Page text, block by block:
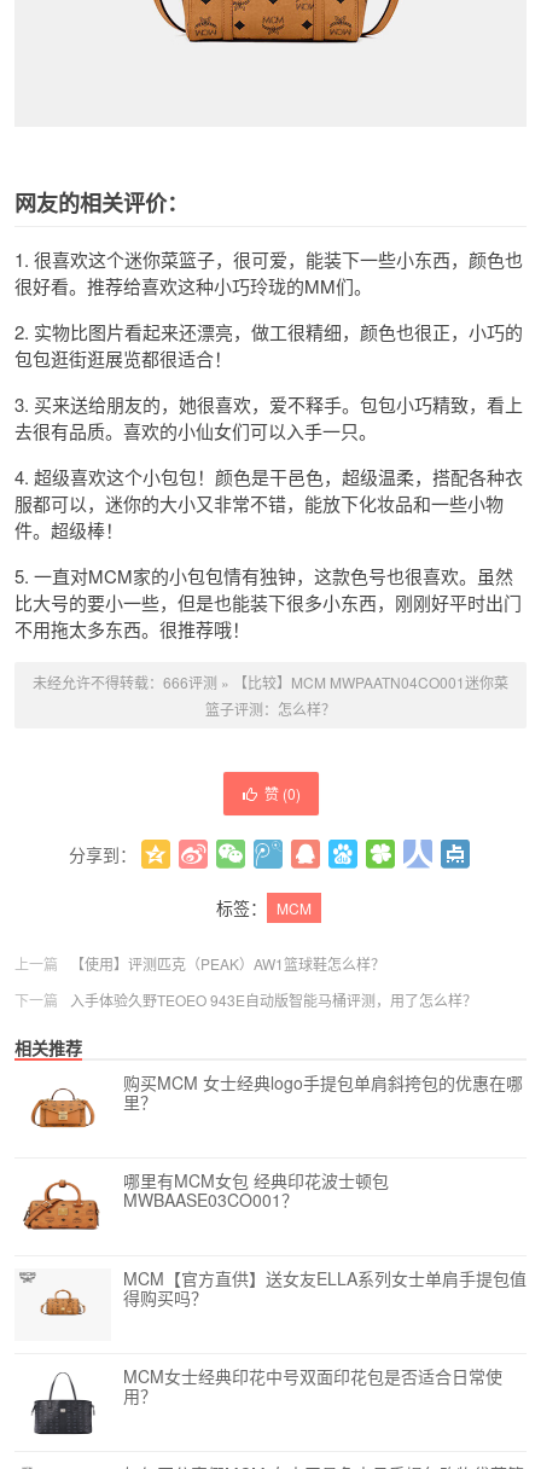
网友的相关评价：
1. 很喜欢这个迷你菜篮子，很可爱，能装下一些小东西，颜色也
很好看。推荐给喜欢这种小巧玲珑的MM们。
2. 实物比图片看起来还漂亮，做工很精细，颜色也很正，小巧的
包包逛街逛展览都很适合！
3. 买来送给朋友的，她很喜欢，爱不释手。包包小巧精致，看上
去很有品质。喜欢的小仙女们可以入手一只。
4. 超级喜欢这个小包包！颜色是干邑色，超级温柔，搭配各种衣
服都可以，迷你的大小又非常不错，能放下化妆品和一些小物
件。超级棒！
5. 一直对MCM家的小包包情有独钟，这款色号也很喜欢。虽然
比大号的要小一些，但是也能装下很多小东西，刚刚好平时出门
不用拖太多东西。很推荐哦！
未经允许不得转载： 666评测 »
【比较】MCM MWPAATN04CO001迷你菜
篮子评测：怎么样？
赞 (0)
分享到：
标签：
MCM
上一篇
【使用】评测匹克（PEAK）AW1篮球鞋怎么样？
下一篇
入手体验久野TEOEO 943E自动版智能马桶评测，用了怎么样？
相关推荐
购买MCM 女士经典logo手提包单肩斜挎包的优惠在哪
里？
哪里有MCM女包 经典印花波士顿包
MWBAASE03CO001？
MCM【官方直供】送女友ELLA系列女士单肩手提包值
得购买吗？
MCM女士经典印花中号双面印花包是否适合日常使
用？